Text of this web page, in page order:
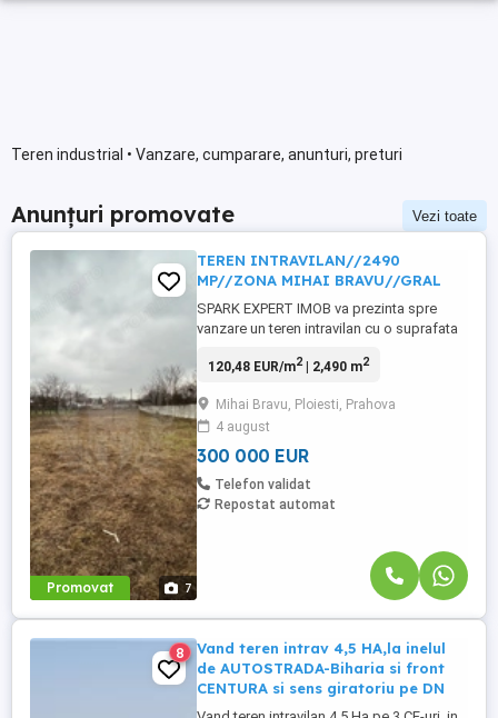
Teren industrial • Vanzare, cumparare, anunturi, preturi
Anunțuri promovate Vezi toate
Promovat 7
TEREN INTRAVILAN//2490
MP//ZONA MIHAI BRAVU//GRAL
SPARK EXPERT IMOB va prezinta spre
vanzare un teren intravilan cu o suprafata
langa Spitalul Oncofort (Gral) de pe
hotar -deschidere front stradal - 20 ml pret
mp- 120euro comision 2%
120,48 EUR/m2| 2,490 m2
Mihai Bravu, Ploiesti, Prahova
4 august
300 000 EUR
Telefon validat
Repostat automat
8
Vand teren intrav 4,5 HA,la inelul
de AUTOSTRADA-Biharia si front
CENTURA si sens giratoriu pe DN